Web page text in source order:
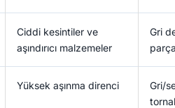
Ciddi kesintiler ve
aşındırıcı malzemeler
Gri
Yüksek aşınma direnci
Gri/